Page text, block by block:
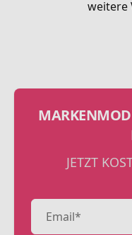
weitere
JETZT